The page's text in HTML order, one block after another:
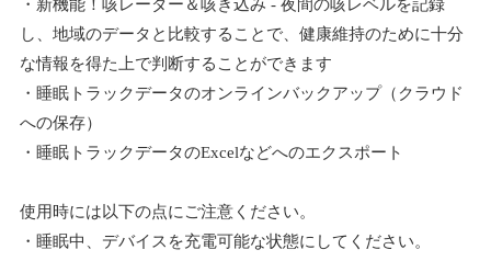
・新機能！咳レーダー＆咳き込み - 夜間の咳レベルを記録
し、地域のデータと比較することで、健康維持のために十分
な情報を得た上で判断することができます
・睡眠トラックデータのオンラインバックアップ（クラウド
への保存）
・睡眠トラックデータのExcelなどへのエクスポート
使用時には以下の点にご注意ください。
・睡眠中、デバイスを充電可能な状態にしてください。